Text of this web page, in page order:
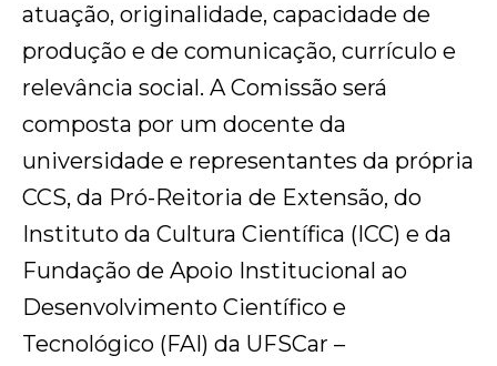
atuação, originalidade, capacidade de
produção e de comunicação, currículo e
relevância social. A Comissão será
composta por um docente da
universidade e representantes da própria
CCS, da Pró-Reitoria de Extensão, do
Instituto da Cultura Científica (ICC) e da
Fundação de Apoio Institucional ao
Desenvolvimento Científico e
Tecnológico (FAI) da UFSCar –